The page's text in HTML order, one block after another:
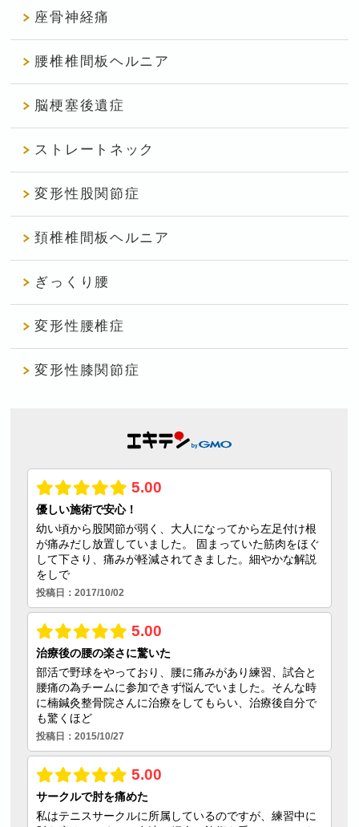
座骨神経痛
腰椎椎間板ヘルニア
脳梗塞後遺症
ストレートネック
変形性股関節症
頚椎椎間板ヘルニア
ぎっくり腰
変形性腰椎症
変形性膝関節症